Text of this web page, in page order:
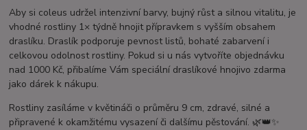
Aby si coleus udržel intenzivní barvy, bujný růst a silnou vitalitu, je
vhodné rostliny 1× týdně hnojit přípravkem s vyšším obsahem
draslíku. Draslík podporuje pevnost listů, bohaté zabarvení i
celkovou odolnost rostliny. Pokud si u nás vytvoříte objednávku
nad 1000 Kč, přibalíme Vám speciální draslíkové hnojivo zdarma
jako dárek k nákupu.
Rostliny zasíláme v květináči o průměru 9 cm, zdravé, silné a
připravené k okamžitému vysazení či dalšímu pěstování. 🌿👑✨